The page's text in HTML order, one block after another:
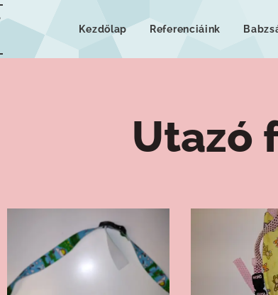
Kezdőlap Referenciáink
Utazó